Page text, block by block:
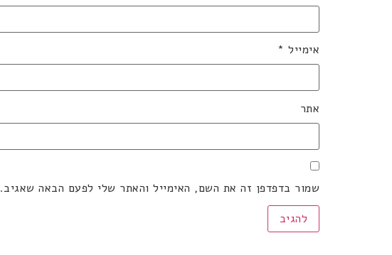
אימייל *
אתר
שמור בדפדפן זה את השם, האימייל והאתר שלי לפעם הבאה שאגיב.